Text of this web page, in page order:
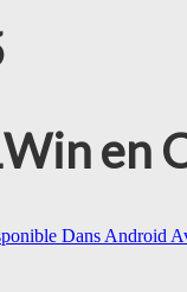
en
Dans Android